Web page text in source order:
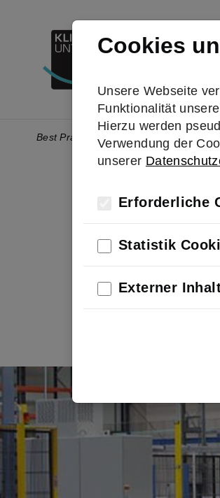
You are here:
Best Practice LIMBURGER – High-
Cookies
Unsere Webseite
Funktionalität
Hierzu werden
Verwendung der
unserer
Erforderliche
Statistik
Externer